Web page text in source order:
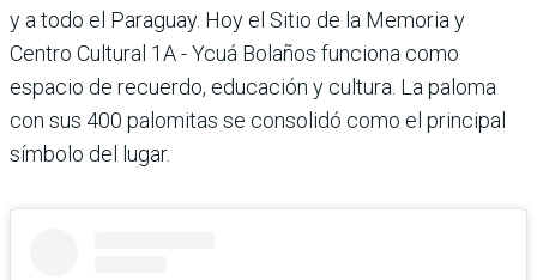
y a todo el Paraguay. Hoy el Sitio de la Memoria y
Centro Cultural 1A - Ycuá Bolaños funciona como
espacio de recuerdo, educación y cultura. La paloma
con sus 400 palomitas se consolidó como el principal
símbolo del lugar.